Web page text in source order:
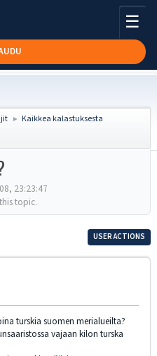
☰
► Kaikkea kalastuksesta
23:23:47
topic.
USER ACTIONS
turskia suomen merialueilta?
vajaan kilon turska